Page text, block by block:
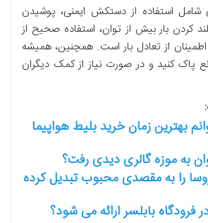
شامل استفاده از دستکش ایمنی، پوشیدن
کردن بار بیش از توان، استفاده صحیح از
از تعادل بار است. همچنین، همیشه
پاک کنید و در صورت نیاز از کمک دیگران
بهترین زمان خرید بلیط هواپیما
به موزه گالری دیدی رفت؟
را به مقصدی محبوب تبدیل کرده
فرودگاه بابلسر ارائه می شود؟